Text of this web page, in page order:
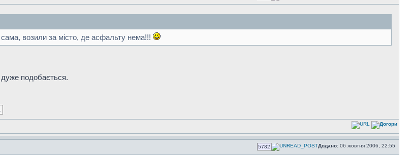
возили за місто, де асфальту нема!!!
подобається.
5782 Додано: 06 жовтня 2006, 22:55